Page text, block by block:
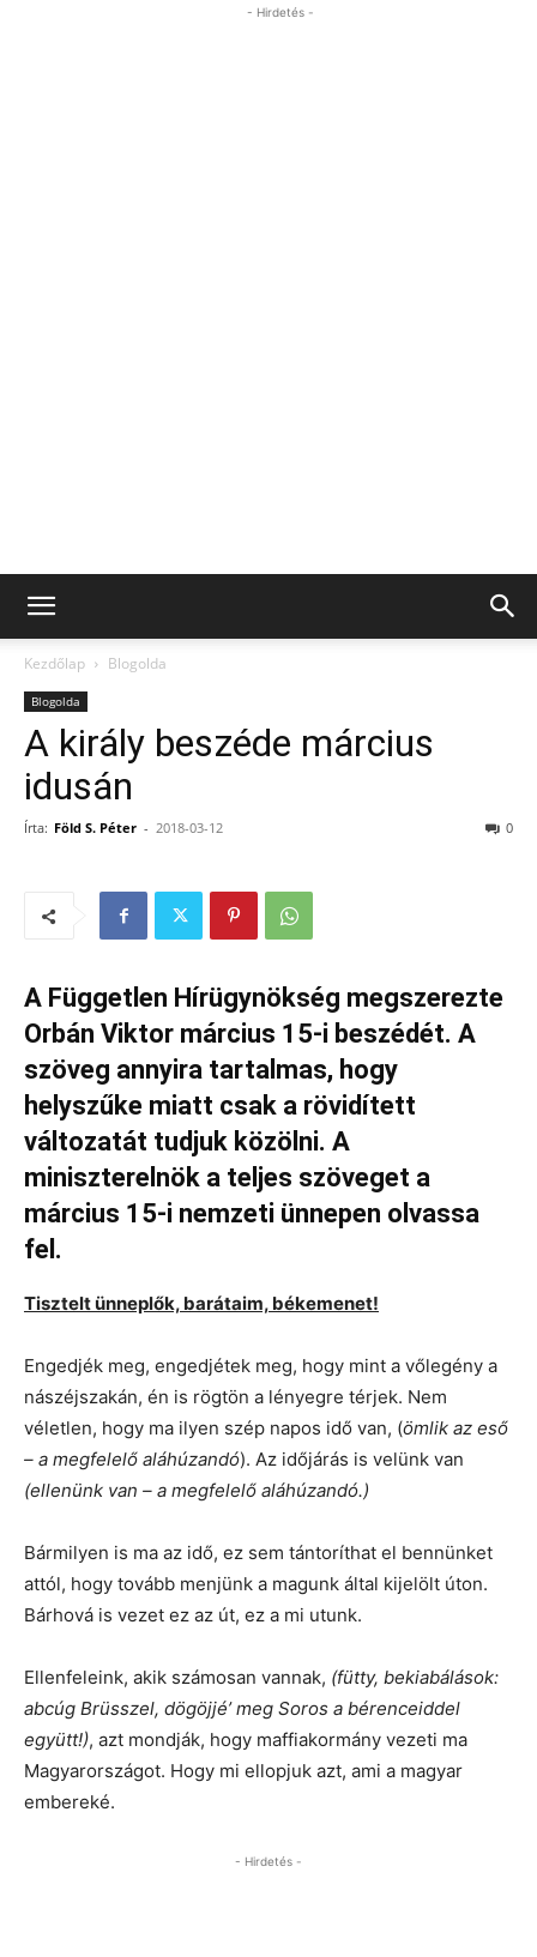
- Hirdetés -
Kezdőlap Blogolda
Blogolda
A király beszéde március
idusán
Írta: Föld S. Péter - 2018-03-12 0
A Független Hírügynökség megszerezte
Orbán Viktor március 15-i beszédét. A
szöveg annyira tartalmas, hogy
helyszűke miatt csak a rövidített
változatát tudjuk közölni. A
miniszterelnök a teljes szöveget a
március 15-i nemzeti ünnepen olvassa
fel.
Tisztelt ünneplők, barátaim, békemenet!
Engedjék meg, engedjétek meg, hogy mint a vőlegény a
nászéjszakán, én is rögtön a lényegre térjek. Nem
véletlen, hogy ma ilyen szép napos idő van, (ömlik az eső
– a megfelelő aláhúzandó). Az időjárás is velünk van
(ellenünk van – a megfelelő aláhúzandó.)
Bármilyen is ma az idő, ez sem tántoríthat el bennünket
attól, hogy tovább menjünk a magunk által kijelölt úton.
Bárhová is vezet ez az út, ez a mi utunk.
Ellenfeleink, akik számosan vannak, (fütty, bekiabálások:
abcúg Brüsszel, dögöjjé’ meg Soros a bérenceiddel
együtt!), azt mondják, hogy maffiakormány vezeti ma
Magyarországot. Hogy mi ellopjuk azt, ami a magyar
embereké.
- Hirdetés -